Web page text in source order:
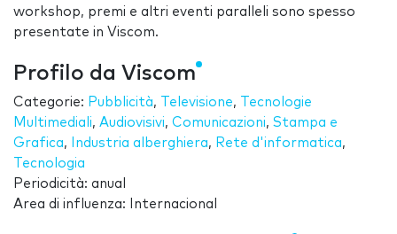
workshop, premi e altri eventi paralleli sono spesso
presentate in Viscom.
Profilo da Viscom
Categorie: Pubblicità, Televisione,
Tecnologie
Multimediali, Audiovisivi, Comunicazioni, Stampa e
Grafica, Industria alberghiera, Rete d'informatica,
Tecnologia
Periodicità: anual
Area di influenza: Internacional